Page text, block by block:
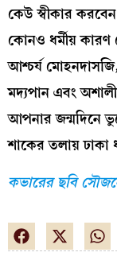
কেউ স্বীকার
কোনও ধর্মীয় কারণ
আশ্চর্য
মদ্যপান এবং
আপনার জন্মদিনে
শাকের তলায় ঢাকা
কভারের ছবি